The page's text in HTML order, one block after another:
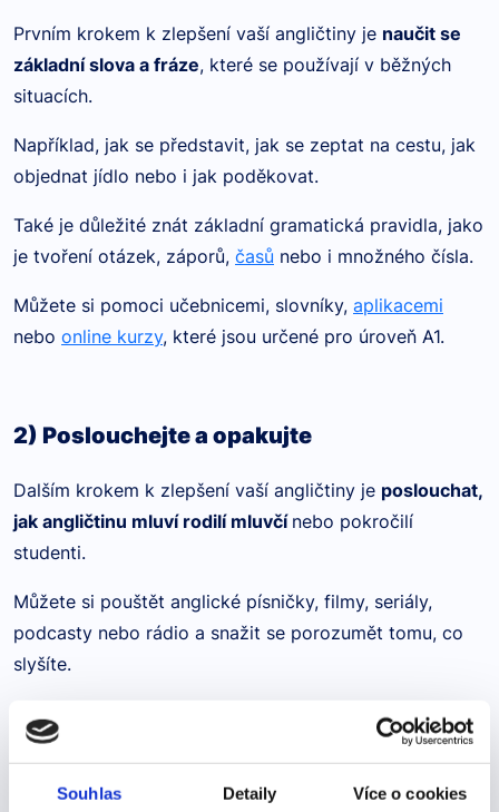
Souhlas Detaily Více o cookies
Prvním krokem k zlepšení vaší angličtiny je naučit se
základní slova a fráze, které se používají v běžných
situacích.
Například, jak se představit, jak se zeptat na cestu, jak
objednat jídlo nebo i jak poděkovat.
Také je důležité znát základní gramatická pravidla, jako
je tvoření otázek, záporů, časů nebo i množného čísla.
Můžete si pomoci učebnicemi, slovníky, aplikacemi
nebo online kurzy, které jsou určené pro úroveň A1.
2) Poslouchejte a opakujte
Dalším krokem k zlepšení vaší angličtiny je poslouchat,
jak angličtinu mluví rodilí mluvčí nebo pokročilí
studenti.
Můžete si pouštět anglické písničky, filmy, seriály,
podcasty nebo rádio a snažit se porozumět tomu, co
slyšíte.
Pokud je to možné,
Také se snažte opakovat to, co slyšíte, abyste si
procvičili výslovnost a intonaci. Můžete si nahrávat svůj